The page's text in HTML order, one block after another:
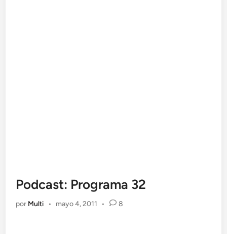
Podcast: Programa 32
por Multi • mayo 4, 2011 • 8